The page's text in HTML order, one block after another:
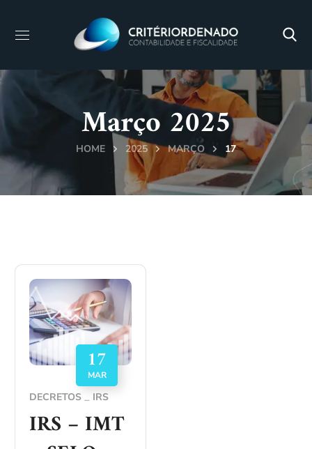
Março 2025
HOME 2025 MARÇO 17
17
MAR
DECRETOS IRS
IRS – IMT